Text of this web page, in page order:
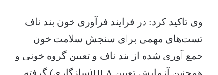
وی تاکید کرد: در فرایند فرآوری خون بند ناف
تست‌های مهمی برای سنجش سلامت خون
جمع آوری شده از بند ناف و تعیین گروه خونی و
همچنین آزمایش تعیین HLA(سازگاری) گرفته